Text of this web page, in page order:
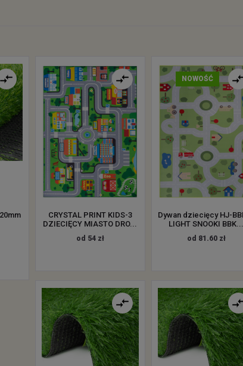
CRYSTAL PRINT KIDS-3
DZIECIĘCY MIASTO DRO...
od 54 zł
NOWOŚĆ
Dywan dziecięcy HJ-
LIGHT SNOOKI BBK...
od 81.60 zł